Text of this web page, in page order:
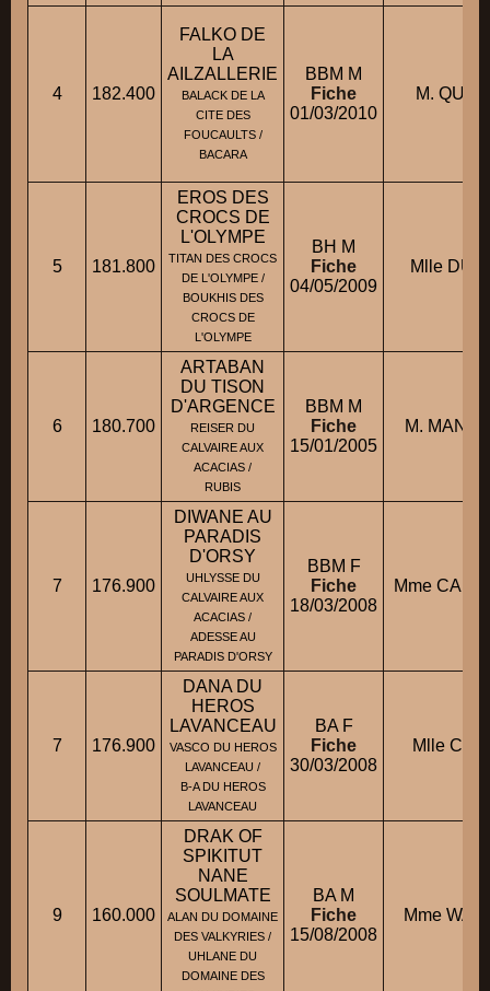
4 182.400
FALKO DE
LA
AILZALLERIE
BALACK DE LA
CITE DES
FOUCAULTS /
BACARA
BBM M
Fiche
01/03/2010
M.
5 181.800
EROS DES
CROCS DE
L'OLYMPE
TITAN DES CROCS
DE L'OLYMPE /
BOUKHIS DES
CROCS DE
L'OLYMPE
BH M
Fiche
04/05/2009
Mlle
6 180.700
ARTABAN
DU TISON
D'ARGENCE
REISER DU
CALVAIRE AUX
ACACIAS /
RUBIS
BBM M
Fiche
15/01/2005
M.
7 176.900
DIWANE AU
PARADIS
D'ORSY
UHLYSSE DU
CALVAIRE AUX
ACACIAS /
ADESSE AU
PARADIS D'ORSY
BBM F
Fiche
18/03/2008
Mme
7 176.900
DANA DU
HEROS
LAVANCEAU
VASCO DU HEROS
LAVANCEAU /
B-A DU HEROS
LAVANCEAU
BA F
Fiche
30/03/2008
Mlle
9 160.000
DRAK OF
SPIKITUT
NANE
SOULMATE
ALAN DU DOMAINE
DES VALKYRIES /
UHLANE DU
DOMAINE DES
BA M
Fiche
15/08/2008
Mme